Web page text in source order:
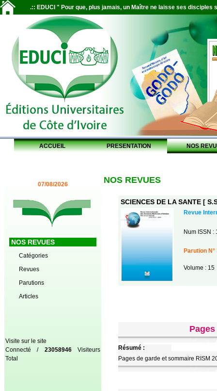
.:: EDUCI " Pour que, plus jamais, un Maître ne laisse ses disciples
ACCUEIL PRESENTATION NOS
07/08/2026
NOS REVUES
Catégories
Revues
Parutions
Articles
Visite sur le site
Connecté / 23058946Visiteurs
Total
NOS REVUES
SCIENCES DE LA SANTE [
Revue
Num ISSN :
Parution N°
Volume : 15
Résumé :
Pages de garde et sommaire RISM